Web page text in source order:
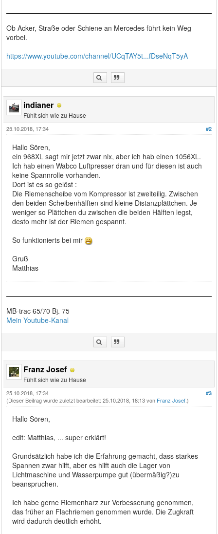
Ob Acker, Straße oder Schiene an Mercedes führt kein Weg
vorbei.
https://www.youtube.com/channel/UCqTAY5t...fDseNqT5yA
indianer
Fühlt sich wie zu Hause
#2
25.10.2018, 17:34
Hallo Sören,
ein 968XL sagt mir jetzt zwar nix, aber ich hab einen 1056XL.
Ich hab einen Wabco Luftpresser dran und für diesen ist auch
keine Spannrolle vorhanden.
Dort ist es so gelöst :
Die Riemenscheibe vom Kompressor ist zweiteilig. Zwischen
den beiden Scheibenhälften sind kleine Distanzplättchen. Je
weniger so Plättchen du zwischen die beiden Hälften legst,
desto mehr ist der Riemen gespannt.
So funktionierts bei mir
Gruß
Matthias
MB-trac 65/70 Bj. 75
Mein Youtube-Kanal
Franz Josef
Fühlt sich wie zu Hause
#3
25.10.2018, 17:34
(Dieser Beitrag wurde zuletzt bearbeitet: 25.10.2018, 18:13 von Franz Josef.)
Hallo Sören,
edit: Matthias, ... super erklärt!
Grundsätzlich habe ich die Erfahrung gemacht, dass starkes
Spannen zwar hilft, aber es hilft auch die Lager von
Lichtmaschine und Wasserpumpe gut (übermäßig?)zu
beanspruchen.
Ich habe gerne Riemenharz zur Verbesserung genommen,
das früher an Flachriemen genommen wurde. Die Zugkraft
wird dadurch deutlich erhöht.